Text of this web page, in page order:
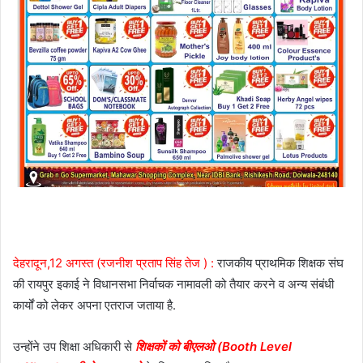
देहरादून,12 अगस्त (रजनीश प्रताप सिंह तेज ) : राजकीय प्राथमिक शिक्षक संघ
की रायपुर इकाई ने विधानसभा निर्वाचक नामावली को तैयार करने व अन्य संबंधी
कार्यों को लेकर अपना एतराज जताया है.
उन्होंने उप शिक्षा अधिकारी सेशिक्षकों को बीएलओ (Booth Level